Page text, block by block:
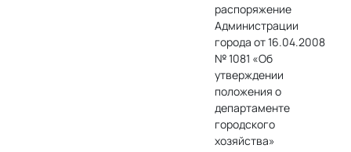
распоряжение
Администрации
города от 16.04.2008
№ 1081 «Об
утверждении
положения о
департаменте
городского
хозяйства»